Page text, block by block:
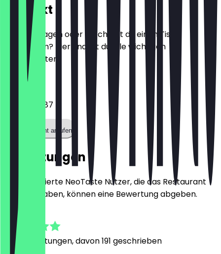
Kontakt
Hast du Fragen oder möchtest du einen Tisch
reservieren? Hier findest du alle wichtigen
Kontaktdaten.
Telefon
02212978387
Restaurant anrufen
Bewertungen
Nur registrierte NeoTaste Nutzer, die das Restaurant
besucht haben, können eine Bewertung abgeben.
892
Bewertungen, davon 191 geschrieben